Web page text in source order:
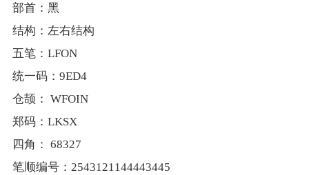
宝
取
名
字
打
分
辰
起
名
师
起
名
部首：黑
结构：左右结构
五笔：LFON
统一码：9ED4
仓颉： WFOIN
郑码：LKSX
四角： 68327
笔顺编号：2543121144443445